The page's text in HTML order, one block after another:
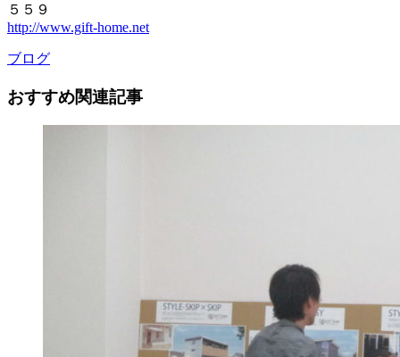
５５９
http://www.gift-home.net
ブログ
おすすめ関連記事